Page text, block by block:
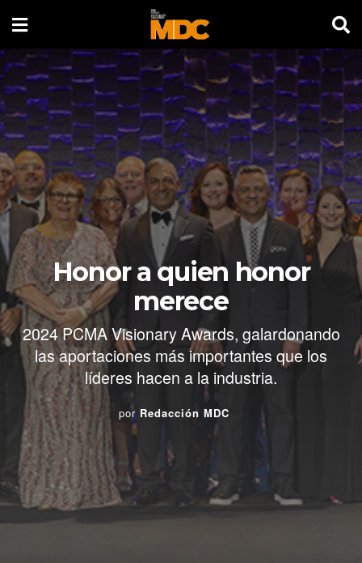
Honor a quien honor
merece
2024 PCMA Visionary Awards, galardonando
las aportaciones más importantes que los
líderes hacen a la industria.
por Redacción MDC